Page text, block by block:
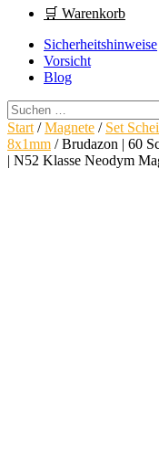
🛒 Warenkorb
Sicherheitshinweise
Vorsicht
Blog
Suchen
nach:
Start /Magnete / Set
8x1mm / Brudazon | 60
| N52 Klasse Neodym